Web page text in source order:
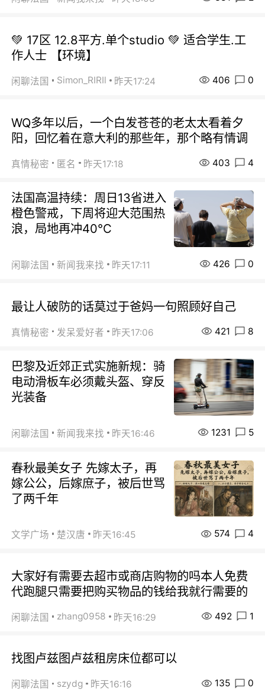
💚 17区 12.8平方.单个studio 💚 适合学生.工
作人士 【环境】
闲聊法国 Simon_RIRIl 昨天17:24 406 0
WQ多年以后，一个白发苍苍的老太太看着夕
阳，回忆着在意大利的那些年，那个略有情调
真情秘密 匿名 昨天17:18 403 4
法国高温持续：周日13省进入
橙色警戒，下周将迎大范围热
浪，局地再冲40℃
闲聊法国 新闻我来找 昨天17:11 426 0
最让人破防的话莫过于爸妈一句照顾好自己
真情秘密 发呆爱好者 昨天17:06 421 8
巴黎及近郊正式实施新规：骑
电动滑板车必须戴头盔、穿反
光装备
闲聊法国 新闻我来找 昨天16:46 1231 5
春秋最美女子 先嫁太子，再
嫁公公，后嫁庶子，被后世骂
了两千年
文学广场 楚汉唐 昨天16:45 574 4
大家好有需要去超市或商店购物的吗本人免费
代跑腿只需要把购买物品的钱给我就行需要的
闲聊法国 zhang0958 昨天16:29 492 1
找图卢兹图卢兹租房床位都可以
闲聊法国 szydg 昨天16:16 135 0